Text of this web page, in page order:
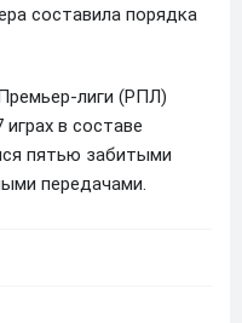
составила порядка
лиги (РПЛ)
в составе
пятью забитыми
передачами.